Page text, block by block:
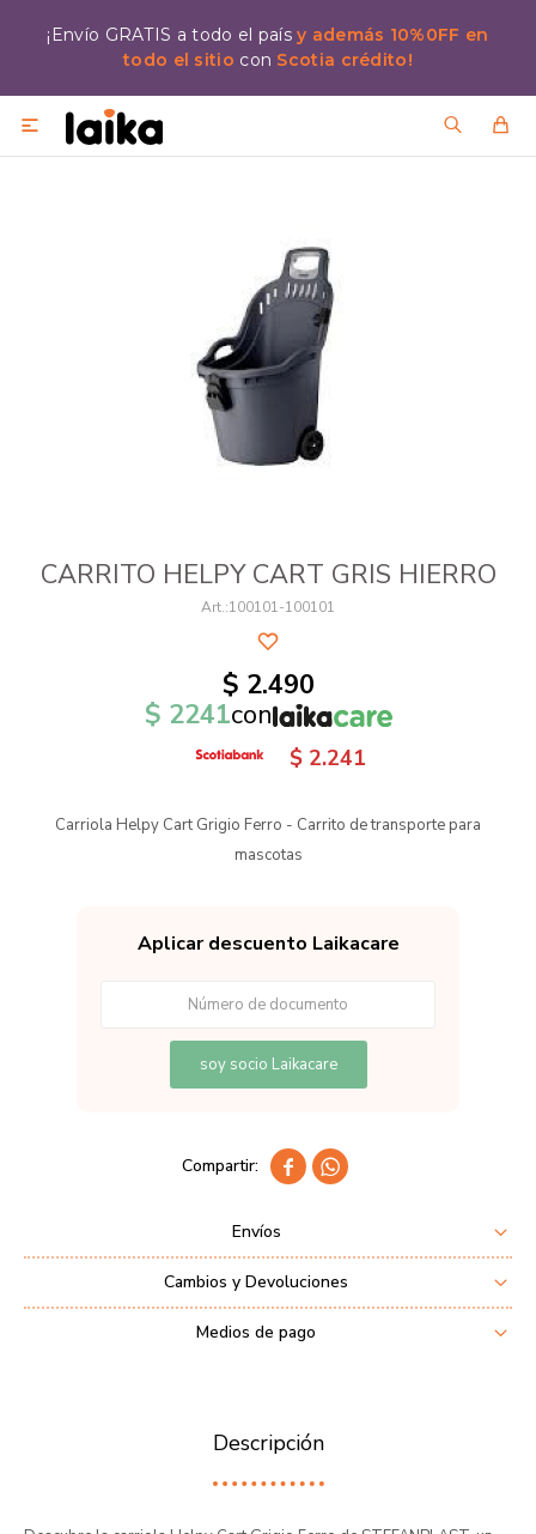
¡Envío GRATIS a todo el paísy además 10%0FF en
todo el sitio con Scotia crédito!

CARRITO HELPY CART GRIS HIERRO
100101-100101
$ 2.490
$ 2241con
$ 2.241
Carriola Helpy Cart Grigio Ferro - Carrito de transporte para
mascotas
Aplicar descuento Laikacare
soy socio Laikacare
 
Envíos
Cambios y Devoluciones
Medios de pago
Descripción